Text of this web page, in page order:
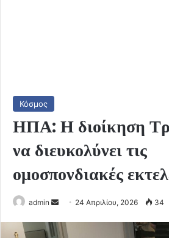
Κόσμος
ΗΠΑ: Η διοίκηση
να διευκολύνει τις
ομοσπονδιακές
admin
Send
email
24 Απριλίου, 2026 34